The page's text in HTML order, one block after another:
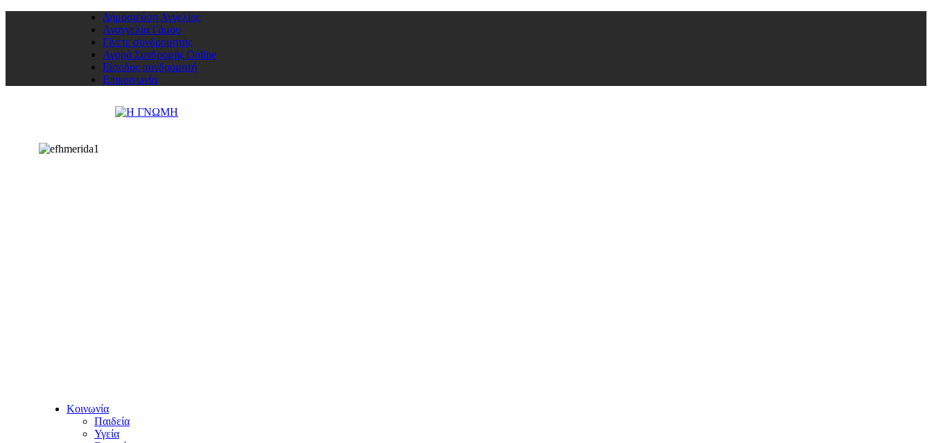
Δημοσιεύση Αγγελίας
Αναγγελία Γάμου
Γίνετε συνδρομητής
Αγορά Συνδρομής Online
Είσοδος συνδρομητή
Επικοινωνία
Κοινωνία
Παιδεία
Υγεία